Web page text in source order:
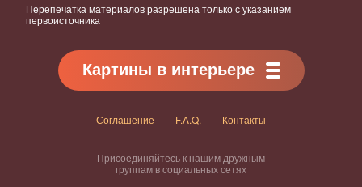
Перепечатка материалов разрешена только с указанием
первоисточника
Картины в интерьере
Соглашение F.A.Q. Контакты
Присоединяйтесь к нашим дружным
группам в социальных сетях